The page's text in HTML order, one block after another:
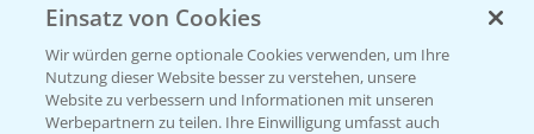
Beratung auf WhatsApp
T.+49 (0)174 346 564 1
KONTAKT
Einsatz von Cookies
Wir würden gerne optionale Cookies verwenden, um Ihre
Nutzung dieser Website besser zu verstehen, unsere
Website zu verbessern und Informationen mit unseren
Werbepartnern zu teilen. Ihre Einwilligung umfasst auch